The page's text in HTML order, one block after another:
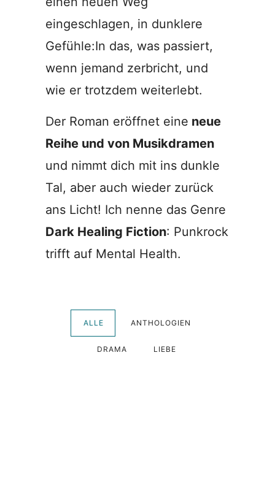
eingeschlagen, in dunklere
Gefühle:In das, was passiert,
wenn jemand zerbricht, und
wie er trotzdem weiterlebt.
Der Roman eröffnet eine neue
Reihe und von Musikdramen
und nimmt dich mit ins dunkle
Tal, aber auch wieder zurück
ans Licht! Ich nenne das Genre
Dark Healing Fiction: Punkrock
trifft auf Mental Health.
ALLE ANTHOLOGIEN
DRAMA LIEBE